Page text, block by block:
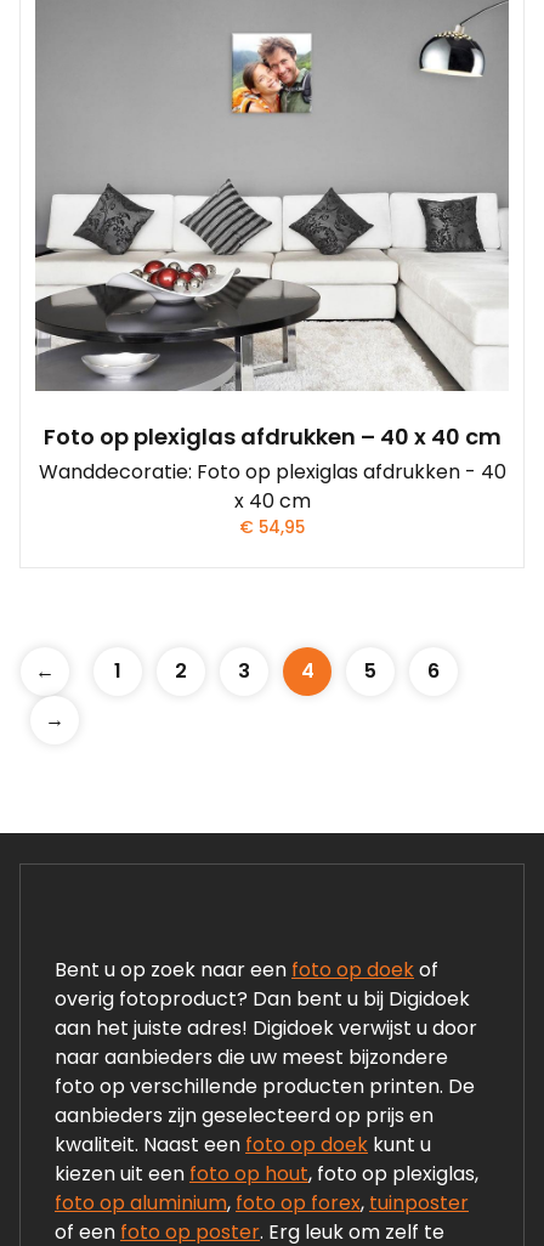
Foto op plexiglas afdrukken – 40 x 40 cm
Wanddecoratie: Foto op plexiglas afdrukken - 40
x 40 cm
€ 54,95
← 1 2 3 4 5
6
→
Bent u op zoek naar een foto op doekof
overig fotoproduct? Dan bent u bij Digidoek
aan het juiste adres! Digidoek verwijst u door
naar aanbieders die uw meest bijzondere
foto op verschillende producten printen. De
aanbieders zijn geselecteerd op prijs en
kwaliteit. Naast een foto op doek kunt u
kiezen uit een foto op hout, foto op plexiglas,
foto op aluminium, foto op forex, tuinposter
of een foto op poster. Erg leuk om zelf te